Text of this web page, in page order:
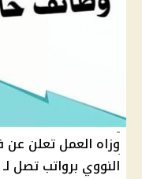
وزاه العمل تعلن
النووي برواتب تصل لـ 35000 جنيه